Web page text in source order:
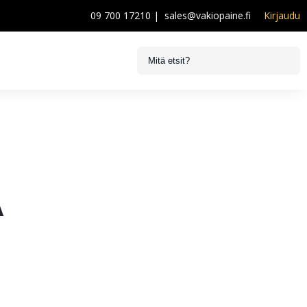
09 700 17210 | sales@vakiopaine.fi Kirjaudu